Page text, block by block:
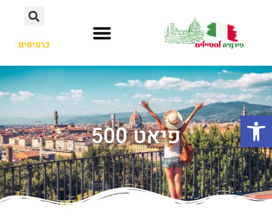
כרטיסים
פיאט 500 פתח סרגל נגישות